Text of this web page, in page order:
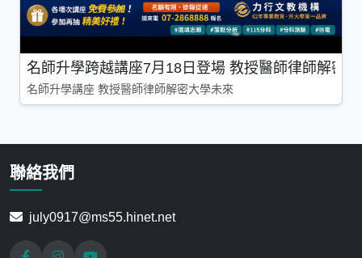
名師升學跨越講座7月18日登場 教授醫師律師解密
名師升學講座 教授醫師律師解密大學未來
聯絡我們
july0917@ms55.hinet.net